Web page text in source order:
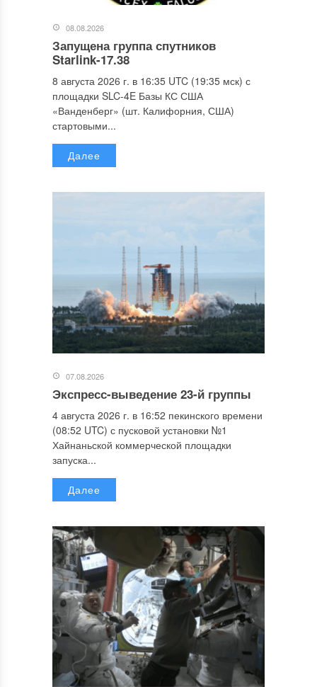
08.08.2026
Запущена группа спутников
Starlink-17.38
8 августа 2026 г. в 16:35 UTC (19:35 мск) с
площадки SLC-4E Базы КС США
«Ванденберг» (шт. Калифорния, США)
стартовыми...
Далее
07.08.2026
Экспресс-выведение 23-й группы
4 августа 2026 г. в 16:52 пекинского времени
(08:52 UTC) с пусковой установки №1
Хайнаньской коммерческой площадки
запуска...
Далее